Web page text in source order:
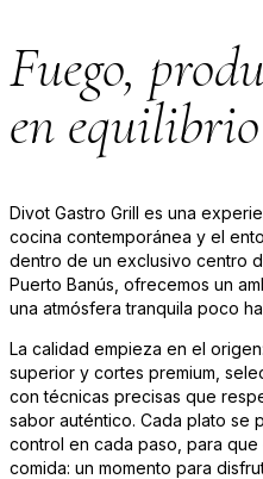
Fuego,
en equilibrio
Divot Gastro Grill es una
cocina contemporánea y el
dentro de un exclusivo centro
Puerto Banús, ofrecemos un
una atmósfera tranquila poco
La calidad empieza en el
superior y cortes premium,
con técnicas precisas que
sabor auténtico. Cada plato se
control en cada paso, para que
comida: un momento para